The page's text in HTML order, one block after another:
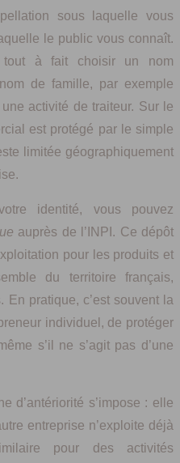
sous laquelle vous
le public vous connaît.
tout à fait choisir un nom
de famille, par exemple
activité de traiteur. Sur le
est protégé par le simple
limitée géographiquement
identité, vous pouvez
auprès de l’INPI. Ce dépôt
pour les produits et
du territoire français,
En pratique, c’est souvent la
individuel, de protéger
s’il ne s’agit pas d’une
d’antériorité s’impose : elle
entreprise n’exploite déjà
pour des activités